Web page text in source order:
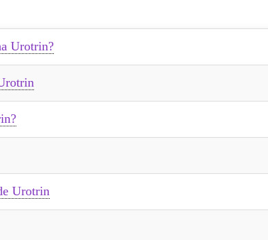
Urotrin?
Urotrin